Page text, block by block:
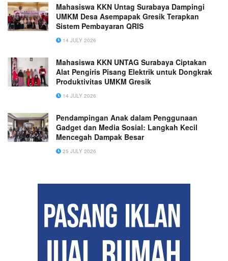
Mahasiswa KKN Untag Surabaya Dampingi
UMKM Desa Asempapak Gresik Terapkan
Sistem Pembayaran QRIS
14 JULY 2026
Mahasiswa KKN UNTAG Surabaya Ciptakan
Alat Pengiris Pisang Elektrik untuk Dongkrak
Produktivitas UMKM Gresik
14 JULY 2026
Pendampingan Anak dalam Penggunaan
Gadget dan Media Sosial: Langkah Kecil
Mencegah Dampak Besar
25 JULY 2026